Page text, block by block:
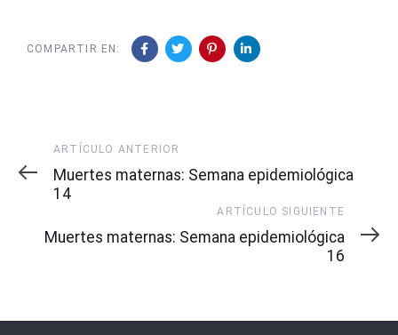
COMPARTIR EN:
Artículo
Anterior
ARTÍCULO ANTERIOR
Muertes maternas: Semana epidemiológica
14
Siguiente
ARTÍCULO SIGUIENTE
Muertes maternas: Semana epidemiológica
16